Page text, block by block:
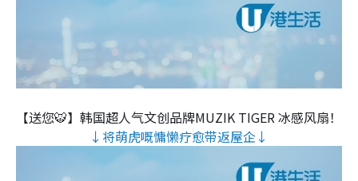
【送您🐯】韩国超人气文创品牌MUZIK TIGER 冰感风扇！
↓将萌虎嘅慵懒疗愈带返屋企↓